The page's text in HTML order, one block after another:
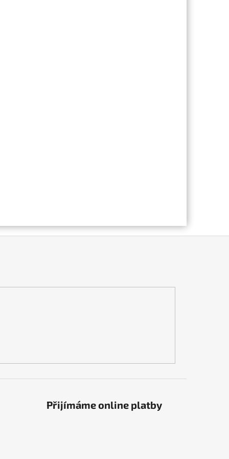
Přijímáme online platby